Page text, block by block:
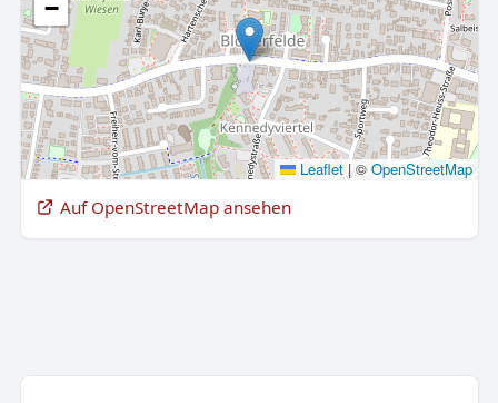
−
Leaflet |©OpenStreetMap
Auf OpenStreetMap ansehen